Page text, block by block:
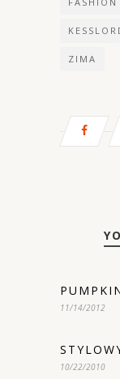
ZIMA
11/14/2012
10/22/2010